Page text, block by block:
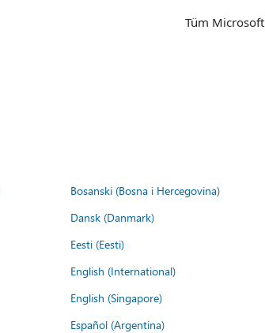
Tüm Microsoft
Bosanski (Bosna i Hercegovina)
Dansk (Danmark)
Eesti (Eesti)
English (International)
English (Singapore)
Español (Argentina)